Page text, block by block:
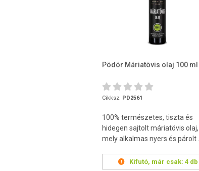
Pödör Máriatövis olaj 100 ml
Cikksz. PD2561
100% természetes, tiszta és
hidegen sajtolt máriatövis olaj,
mely alkalmas nyers és párolt ...
Kifutó, már csak: 4 db